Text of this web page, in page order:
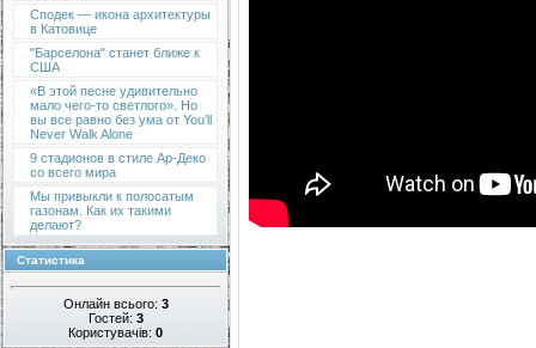
Сподек — икона архитектуры
в Катовице
"Барселона" станет ближе к
США
«В этой песне удивительно
мало чего-то светлого». Но
вы все равно без ума от You’ll
Never Walk Alone
9 стадионов в стиле Ар-Деко
со всего мира
Мы привыкли к полосатым
газонам. Как их такими
делают?
Статистика
Онлайн всього: 3
Гостей: 3
Користувачів: 0